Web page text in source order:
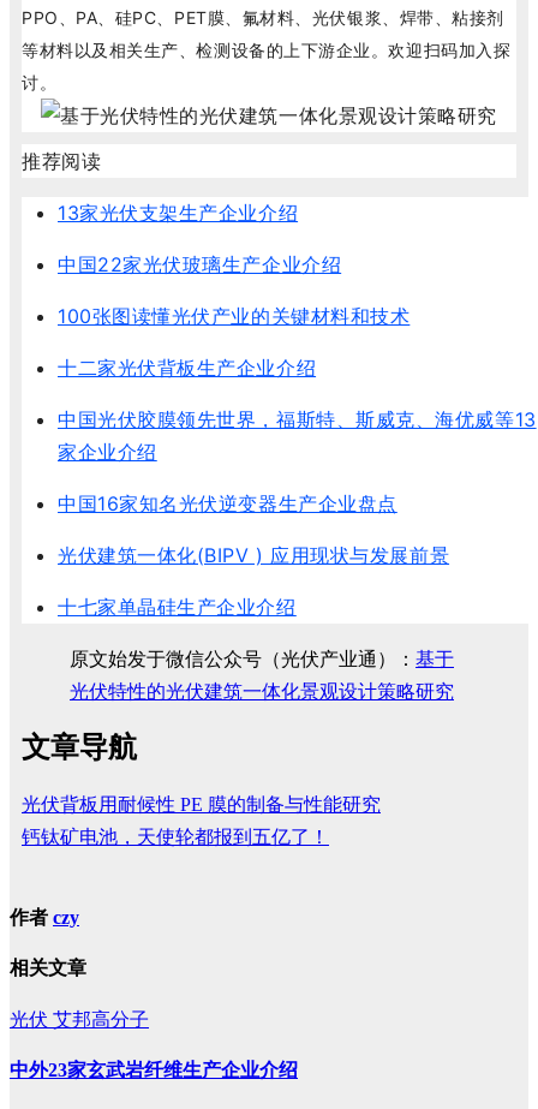
PPO、PA、硅PC、PET膜、氟材料、光伏银浆、焊带、粘接剂
等材料以及相关生产、检测设备的上下游企业。欢迎扫码加入探
讨。
推荐阅读
13家光伏支架生产企业介绍
中国22家光伏玻璃生产企业介绍
100张图读懂光伏产业的关键材料和技术
十二家光伏背板生产企业介绍
中国光伏胶膜领先世界，福斯特、斯威克、海优威等13
家企业介绍
中国16家知名光伏逆变器生产企业盘点
光伏建筑一体化(BIPV ) 应用现状与发展前景
十七家单晶硅生产企业介绍
原文始发于微信公众号（光伏产业通）： 基于
光伏特性的光伏建筑一体化景观设计策略研究
文章导航
光伏背板用耐候性 PE 膜的制备与性能研究
钙钛矿电池，天使轮都报到五亿了！
作者 czy
相关文章
光伏 艾邦高分子
中外23家玄武岩纤维生产企业介绍